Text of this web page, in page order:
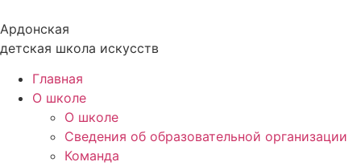
к
содержимому
Ардонская
детская школа искусств
Главная
О школе
О школе
Сведения об образовательной организации
Команда